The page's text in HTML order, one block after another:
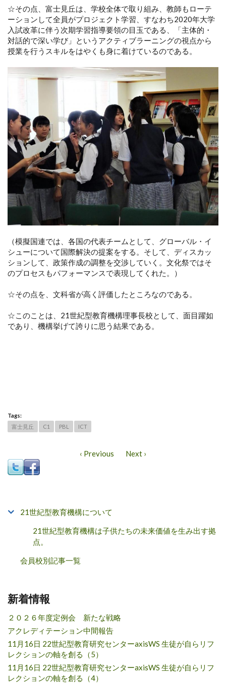
☆その点、富士見丘は、学校全体で取り組み、教師もローテ
ーションして全員がプロジェクト学習、すなわち2020年大学
入試改革に伴う次期学習指導要領の目玉である、「主体的・
対話的で深い学び」というアクティブラーニングの視点から
授業を行うスキルをはやくも身に着けているのである。
（模擬国連では、各国の代表チームとして、グローバル・イ
シューについて国際解決の提案をする。そして、ディスカッ
ションして、政策作成の調整を交渉していく。文化祭ではそ
のプロセスもパフォーマンスで表現してくれた。）
☆その点を、文科省が高く評価したところなのである。
☆このことは、21世紀型教育機構理事長校として、面目躍如
であり、機構挙げて誇りに思う結果である。
Tags:
富士見丘
C1 PBL ICT
‹ Previous Next ›
21世紀型教育機構について
21世紀型教育機構は子供たちの未来価値を生み出す拠
点。
会員校別記事一覧
新着情報
２０２６年度定例会 新たな戦略
アクレディテーション中間報告
11月16日 22世紀型教育研究センターaxisWS 生徒が自らリフ
レクションの軸を創る（5）
11月16日 22世紀型教育研究センターaxisWS 生徒が自らリフ
レクションの軸を創る（4）